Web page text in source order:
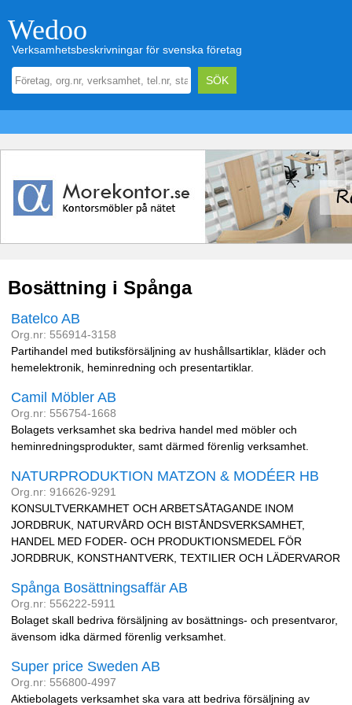
Wedoo
Verksamhetsbeskrivningar för svenska företag
Bosättning i Spånga
Batelco AB
Org.nr: 556914-3158
Partihandel med butiksförsäljning av hushållsartiklar, kläder och
hemelektronik, heminredning och presentartiklar.
Camil Möbler AB
Org.nr: 556754-1668
Bolagets verksamhet ska bedriva handel med möbler och
heminredningsprodukter, samt därmed förenlig verksamhet.
NATURPRODUKTION MATZON & MODÉER HB
Org.nr: 916626-9291
KONSULTVERKAMHET OCH ARBETSÅTAGANDE INOM
JORDBRUK, NATURVÅRD OCH BISTÅNDSVERKSAMHET,
HANDEL MED FODER- OCH PRODUKTIONSMEDEL FÖR
JORDBRUK, KONSTHANTVERK, TEXTILIER OCH LÄDERVAROR
Spånga Bosättningsaffär AB
Org.nr: 556222-5911
Bolaget skall bedriva försäljning av bosättnings- och presentvaror,
ävensom idka därmed förenlig verksamhet.
Super price Sweden AB
Org.nr: 556800-4997
Aktiebolagets verksamhet ska vara att bedriva försäljning av